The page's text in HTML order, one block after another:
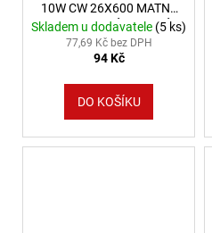
10W CW 26X600 MATNÉ
1 STRANA VÝKONOVÉ
SPEKTRUM
Skladem u dodavatele (5 ks)
77,69 Kč bez DPH
94 Kč
DO KOŠÍKU